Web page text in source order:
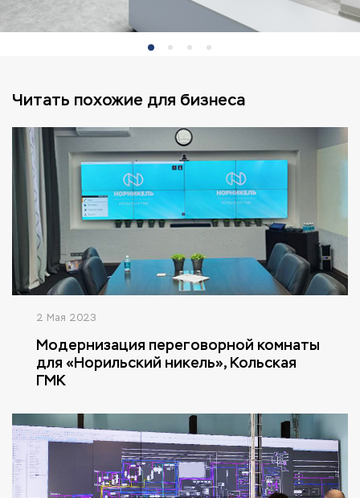
Читать похожие для бизнеса
2 Мая 2023
Модернизация переговорной комнаты
для «Норильский никель», Кольская
ГМК